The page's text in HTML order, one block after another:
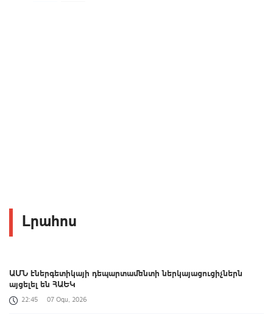
Լրահոս
ԱՄՆ էներգետիկայի դեպարտամենտի ներկայացուցիչներն
այցելել են ՀԱԵԿ
22:45 07 Օգս, 2026